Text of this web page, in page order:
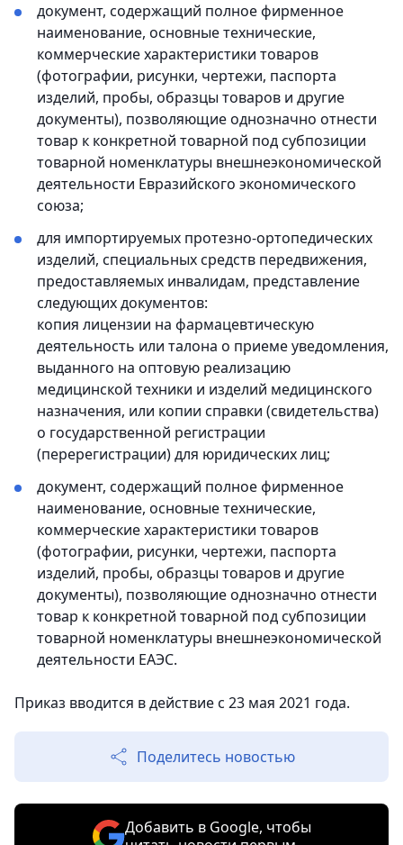
документ, содержащий полное фирменное
наименование, основные технические,
коммерческие характеристики товаров
(фотографии, рисунки, чертежи, паспорта
изделий, пробы, образцы товаров и другие
документы), позволяющие однозначно отнести
товар к конкретной товарной под субпозиции
товарной номенклатуры внешнеэкономической
деятельности Евразийского экономического
союза;
для импортируемых протезно-ортопедических
изделий, специальных средств передвижения,
предоставляемых инвалидам, представление
следующих документов:
копия лицензии на фармацевтическую
деятельность или талона о приеме уведомления,
выданного на оптовую реализацию
медицинской техники и изделий медицинского
назначения, или копии справки (свидетельства)
о государственной регистрации
(перерегистрации) для юридических лиц;
документ, содержащий полное фирменное
наименование, основные технические,
коммерческие характеристики товаров
(фотографии, рисунки, чертежи, паспорта
изделий, пробы, образцы товаров и другие
документы), позволяющие однозначно отнести
товар к конкретной товарной под субпозиции
товарной номенклатуры внешнеэкономической
деятельности ЕАЭС.
Приказ вводится в действие с 23 мая 2021 года.
Поделитесь новостью
Добавить в Google, чтобы